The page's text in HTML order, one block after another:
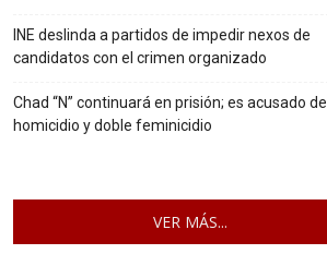
INE deslinda a partidos de impedir nexos de
candidatos con el crimen organizado
Chad “N” continuará en prisión; es acusado de
homicidio y doble feminicidio
VER MÁS...